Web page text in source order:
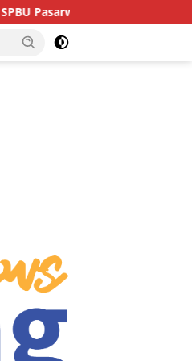
Marak, Pengendara: